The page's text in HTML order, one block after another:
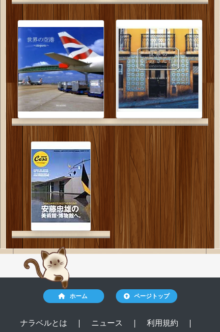
ホーム ページトップ
ナラベルとは | ニュース | 利用規約 |